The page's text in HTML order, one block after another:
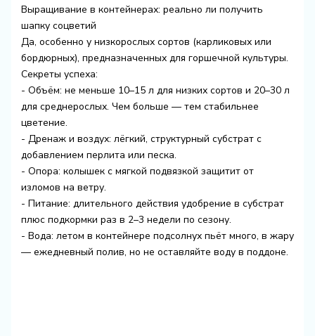
Выращивание в контейнерах: реально ли получить
шапку соцветий
Да, особенно у низкорослых сортов (карликовых или
бордюрных), предназначенных для горшечной культуры.
Секреты успеха:
- Объём: не меньше 10–15 л для низких сортов и 20–30 л
для среднерослых. Чем больше — тем стабильнее
цветение.
- Дренаж и воздух: лёгкий, структурный субстрат с
добавлением перлита или песка.
- Опора: колышек с мягкой подвязкой защитит от
изломов на ветру.
- Питание: длительного действия удобрение в субстрат
плюс подкормки раз в 2–3 недели по сезону.
- Вода: летом в контейнере подсолнух пьёт много, в жару
— ежедневный полив, но не оставляйте воду в поддоне.